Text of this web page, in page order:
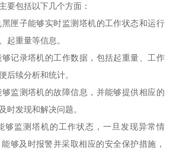
要包括以下几个方面：
匣子能够实时监测塔机的工作状态和运行
起重量等信息。
记录塔机的工作数据，包括起重量、工作
后续分析和统计。
监测塔机的故障信息，并能够提供相应的
时发现和解决问题。
够监测塔机的工作状态，一旦发现异常情
够及时报警并采取相应的安全保护措施，